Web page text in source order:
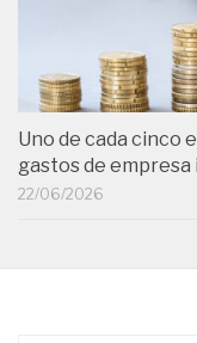
Uno de cada cinco
gastos de
22/06/2026